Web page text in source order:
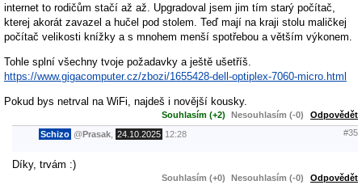
internet to rodičům stačí až až. Upgradoval jsem jim tím starý počítač,
kterej akorát zavazel a hučel pod stolem. Teď mají na kraji stolu maličkej
počítač velikosti knížky a s mnohem menší spotřebou a větším výkonem.
Tohle splní všechny tvoje požadavky a ještě ušetříš.
https://www.gigacomputer.cz/zbozi/1655428-dell-optiplex-7060-micro.html
Pokud bys netrval na WiFi, najdeš i novější kousky.
Souhlasím (+2) Nesouhlasím (-0) Odpovědět
Schizo @ Prasak 24.10.2025 12:28 #35
Díky, trvám :)
Souhlasím (+0) Nesouhlasím (-0) Odpovědět